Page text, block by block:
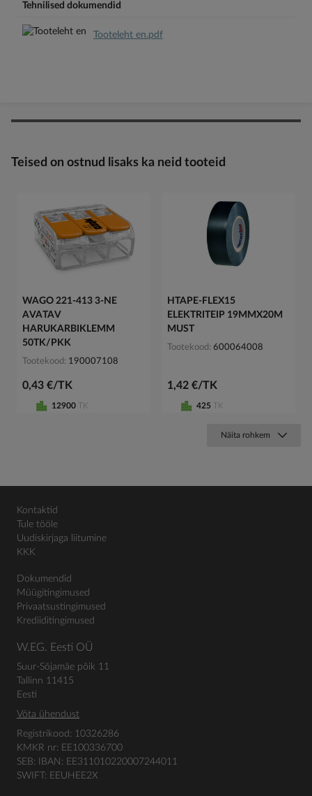
Tehnilised dokumendid
Tooteleht en.pdf
Teised on ostnud lisaks ka neid tooteid
WAGO 221-413 3-NE
AVATAV
HARUKARBIKLEMM
50TK/PKK
Tootekood 190007108
0,43 €/TK
12900 TK
HTAPE-FLEX15
ELEKTRITEIP 19MMX20M
MUST
Tootekood 600064008
1,42 €/TK
425 TK
Näita rohkem
Kontaktid
Tule tööle
Uudiskirjaga liitumine
KKK
Dokumendid
Müügitingimused
Privaatsustingimused
Krediiditingimused
W.EG. Eesti OÜ
Suur-Sõjamäe põik 11
Tallinn 11415
Eesti
Võta ühendust
Registrikood: 10326286
KMKR nr: EE100336700
SEB: IBAN: EE311010220007244011
SWIFT: EEUHEE2X